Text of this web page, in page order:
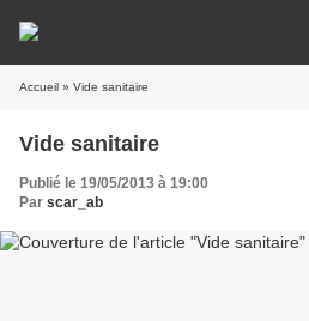
Accueil » Vide sanitaire
Vide sanitaire
Publié le 19/05/2013 à 19:00
Par scar_ab